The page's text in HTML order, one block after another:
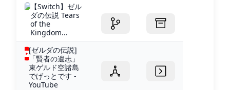
【Switch】ゼル
ダの伝説 Tears
of the
Kingdom...
[ゼルダの伝説]
「賢者の遺志」
東ゲルド空諸島
でげっとです -
YouTube